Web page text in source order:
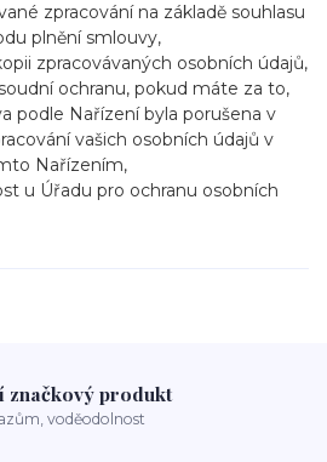
zpracování na základě souhlasu
plnění smlouvy,
zpracovávaných osobních údajů,
ochranu, pokud máte za to,
podle Nařízení byla porušena v
vašich osobních údajů v
Nařízením,
u Úřadu pro ochranu osobních
značkový produkt
voděodolnost